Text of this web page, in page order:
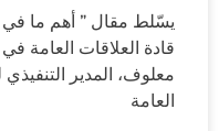
يسّلط مقال ” أهم ما في
قادة العلاقات العامة
معلوف، المدير
العامة